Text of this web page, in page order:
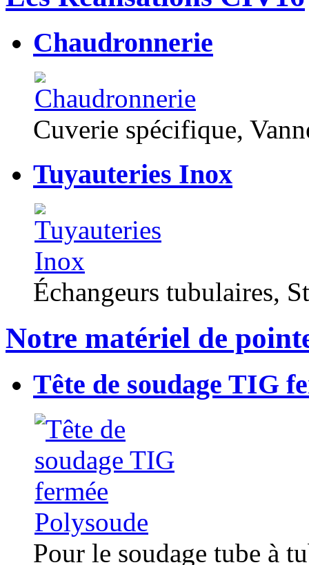
Chaudronnerie
Cuverie spécifique,
Tuyauteries Inox
Échangeurs tubulaires,
Notre matériel de
Tête de soudage TIG
Pour le soudage tube à